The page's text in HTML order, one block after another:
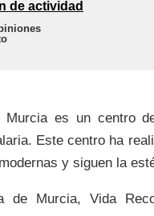
de actividad
Murcia es un centro
Este centro ha
y siguen la
de Murcia, Vida